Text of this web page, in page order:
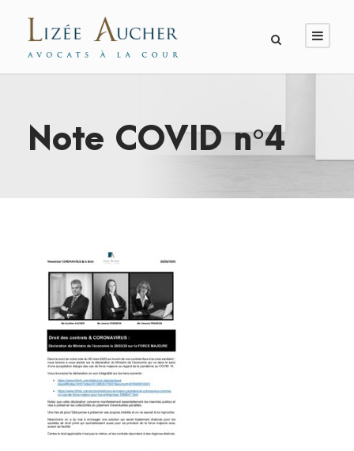
Note COVID n°4